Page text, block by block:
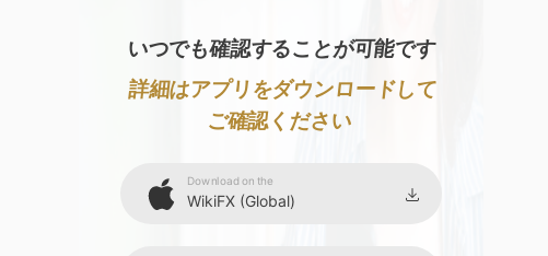
いつでも確認することが可能です
詳細はアプリをダウンロードして
ご確認ください
Download on the
WikiFX (Global)